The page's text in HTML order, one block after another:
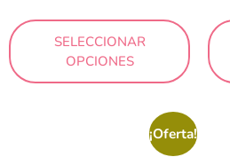
SELECCIONAR
OPCIONES
¡Oferta!